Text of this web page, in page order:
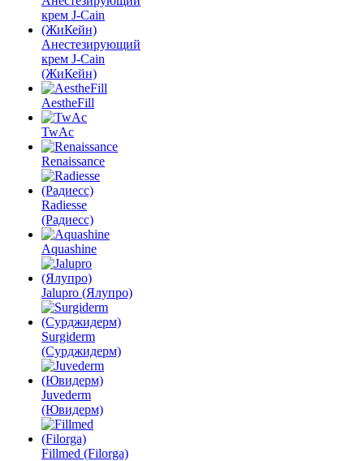
Анестезирующий
крем J-Cain
(ЖиКейн)
AestheFill
TwAc
Renaissance
Radiesse
(Радиесс)
Aquashine
Jalupro (Ялупро)
Surgiderm
(Сурджидерм)
Juvederm
(Ювидерм)
Fillmed (Filorga)